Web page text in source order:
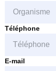
Téléphone
E-mail